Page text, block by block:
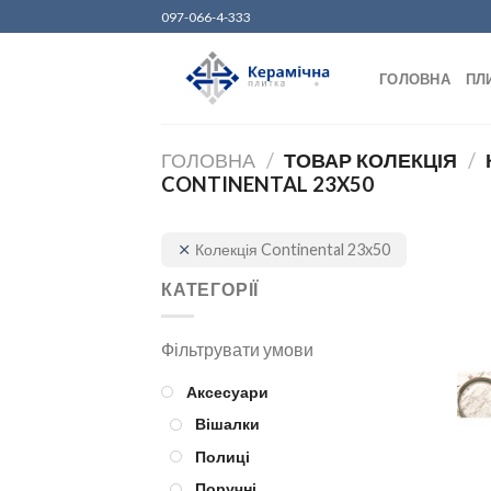
to
097-066-4-333
ГОЛОВНА
ГОЛОВНА / ТОВАР КОЛЕКЦІЯ /
CONTINENTAL 23X50
Колекція Continental 23x50
КАТЕГОРІЇ
Аксесуари
Вішалки
Полиці